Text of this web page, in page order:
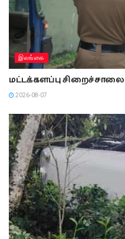
இலங்கை
மட்டக்களப்பு
2026-08-07